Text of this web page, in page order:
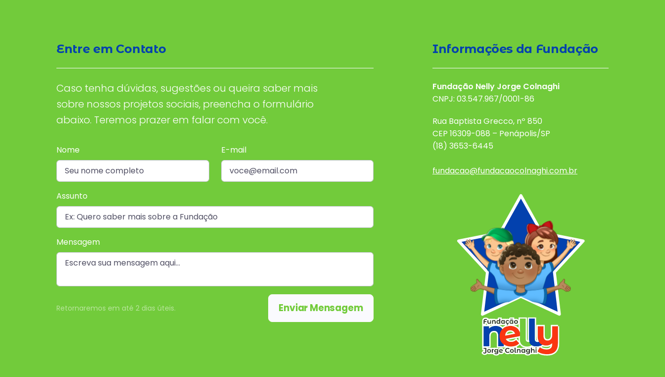
Entre em Contato
Caso tenha dúvidas, sugestões ou queira saber mais
sobre nossos projetos sociais, preencha o formulário
abaixo. Teremos prazer em falar com você.
Nome E-mail
Assunto
Mensagem
Retornaremos em até 2 dias úteis. Enviar Mensagem
Informações da Fundação
Fundação Nelly Jorge Colnaghi
CNPJ: 03.547.967/0001-86
Rua Baptista Grecco, nº 850
CEP 16309-088 – Penápolis/SP
(18) 3653-6445
fundacao@fundacaocolnaghi.com.br